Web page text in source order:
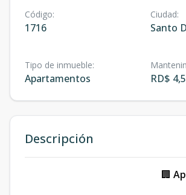
Código:
1716
Ciudad:
Santo
Tipo de inmueble:
Apartamentos RD$
Descripción
🏢